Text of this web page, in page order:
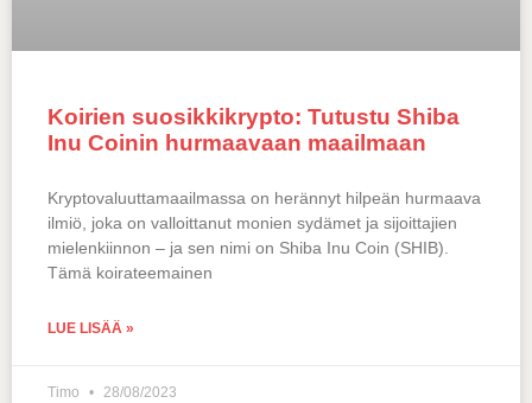
Koirien suosikkikrypto: Tutustu Shiba
Inu Coinin hurmaavaan maailmaan
Kryptovaluuttamaailmassa on herännyt hilpeän hurmaava
ilmiö, joka on valloittanut monien sydämet ja sijoittajien
mielenkiinnon – ja sen nimi on Shiba Inu Coin (SHIB).
Tämä koirateemainen
LUE LISÄÄ »
Timo 28/08/2023